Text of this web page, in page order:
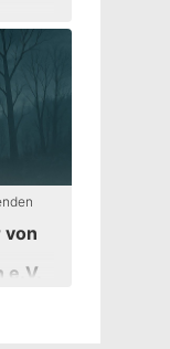
e.V.
von
e.V.